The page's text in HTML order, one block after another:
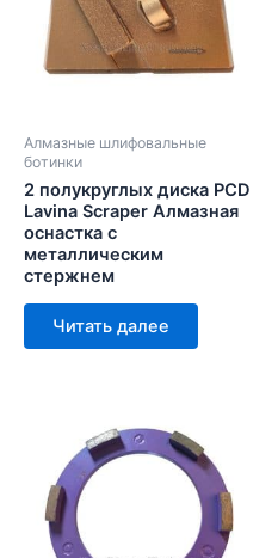
Алмазные шлифовальные
ботинки
2 полукруглых диска PCD
Lavina Scraper Алмазная
оснастка с
металлическим
стержнем
Читать далее